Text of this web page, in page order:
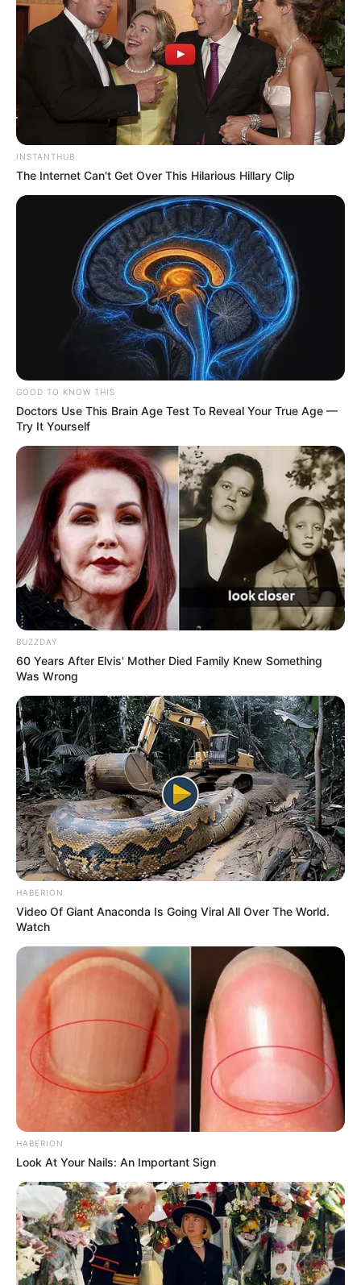
INSTANTHUB
The Internet Can't Get Over This Hilarious Hillary Clip
GOOD TO KNOW THIS
Doctors Use This Brain Age Test To Reveal Your True Age —
Try It Yourself
BUZZDAY
60 Years After Elvis' Mother Died Family Knew Something
Was Wrong
HABERION
Video Of Giant Anaconda Is Going Viral All Over The World.
Watch
HABERION
Look At Your Nails: An Important Sign